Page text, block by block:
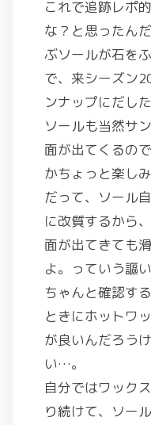
これで追跡レポ
な？と思ったん
ぶソールが石を
で、来シーズン
ンナップにだした
ソールも当然サ
面が出てくるの
かちょっと楽しみ
だって、ソール
に改質するから
面が出てきても
よ。っていう謳
ちゃんと確認す
ときにホットワ
が良いんだろう
い…。
自分ではワック
り続けて、ソー